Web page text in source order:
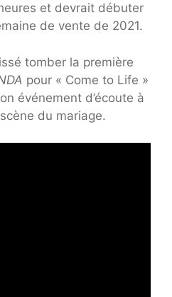
et devrait débuter
de vente de 2021.
tomber la première
pour « Come to Life »
événement d’écoute à
du mariage.